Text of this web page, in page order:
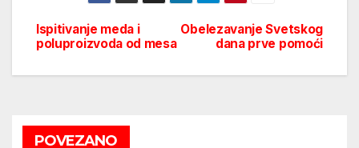
Post
navigation
Obelezavanje Svetskog
dana prve pomoći
Ispitivanje meda i
poluproizvoda od mesa
POVEZANO